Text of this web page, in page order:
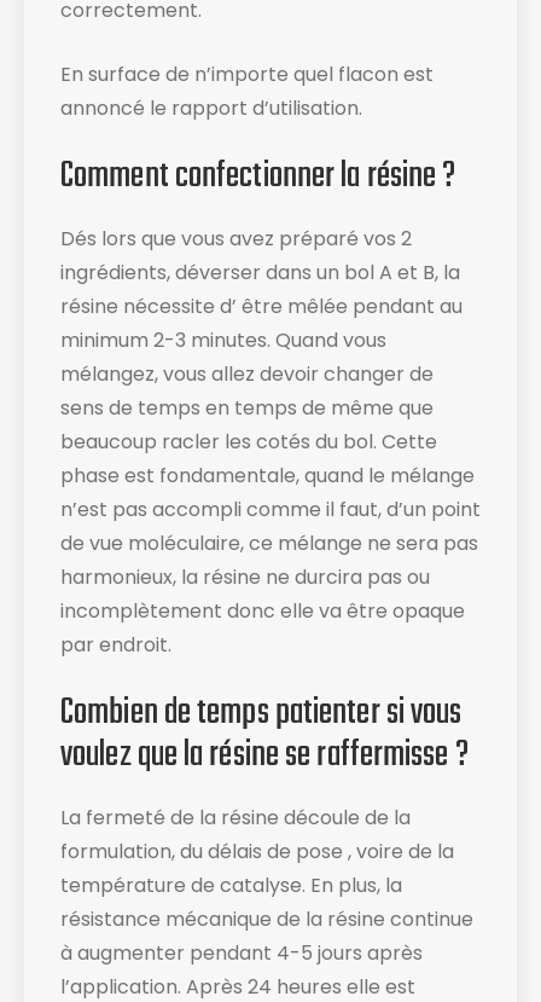
correctement.
En surface de n’importe quel flacon est
annoncé le rapport d’utilisation​.
Comment confectionner la résine ?
Dés lors que vous avez préparé vos 2
ingrédients, déverser dans un bol A et B, la
résine nécessite d’ être mêlée pendant au
minimum 2-3 minutes. Quand vous
mélangez, vous allez devoir changer de
sens de temps en temps de même que
beaucoup racler les cotés du bol​. Cette
phase est fondamentale, quand le mélange
n’est pas accompli comme il faut, d’un point
de vue moléculaire, ce mélange ne sera pas
harmonieux, la résine ne durcira pas ou
incomplètement donc elle va être opaque
par endroit.
Combien de temps patienter si vous
voulez que la résine se raffermisse ?
La fermeté de la résine découle de la
formulation, du délais de pose , voire de la
température de catalyse. En plus, la
résistance mécanique de la résine continue
à augmenter pendant 4-5 jours après
l’application. Après 24 heures elle est